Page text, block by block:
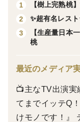
『ザワつく!金曜
『ニノさん!』な
し、2025年に至
演オファーを頂き
TV効果もあり当
熟桃の発送件数が
1
【樹上完熟桃
2
✨超有名レス
3
【生産量日本
桃
最近のメディア
📺主なTV出演実
てまでイッテQ！』 【2024年】 TBS『所さ
けモノです！』 テ